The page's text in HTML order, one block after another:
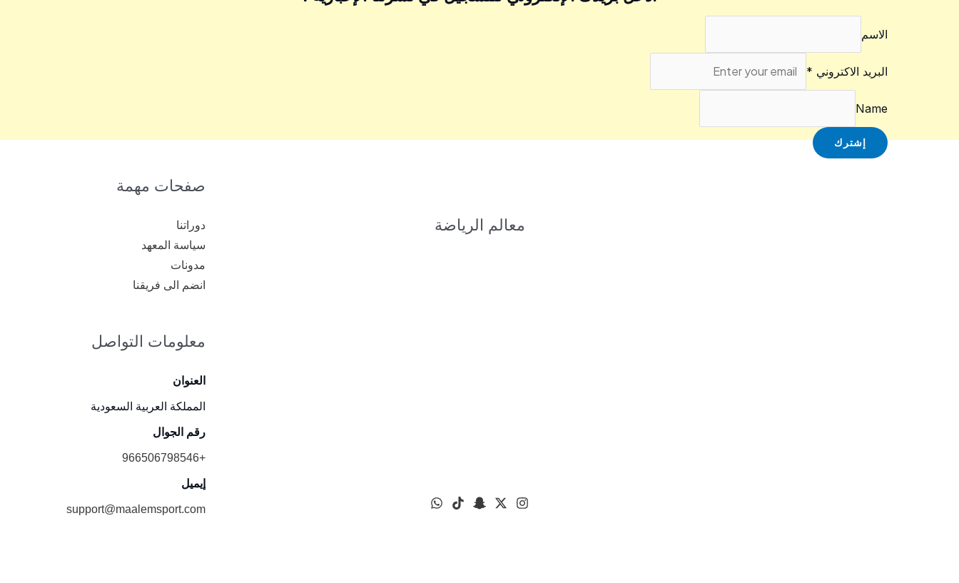
الاسم
البريد الاكتروني *
Name
إشترك
معالم الرياضة
صفحات مهمة
دوراتنا
سياسة المعهد
مدونات
انضم الى فريقنا
معلومات التواصل
العنوان
المملكة العربية السعودية
رقم الجوال
+966506798546
إيميل
support@maalemsport.com